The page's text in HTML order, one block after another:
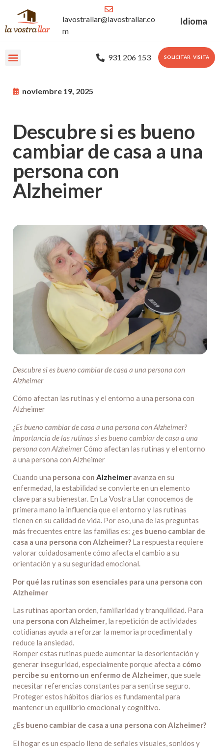
lavostrallar@lavostrallar.co
m
Idioma
931 206 153 SOLICITAR VISITA
noviembre 19, 2025
Descubre si es bueno
cambiar de casa a una
persona con
Alzheimer
Descubre si es bueno cambiar de casa a una persona con
Alzheimer
Cómo afectan las rutinas y el entorno a una persona con
Alzheimer
¿Es bueno cambiar de casa a una persona con Alzheimer?
Importancia de las rutinas si es bueno cambiar de casa a una
persona con AlzheimerCómo afectan las rutinas y el entorno
a una persona con Alzheimer
Cuando una persona con Alzheimeravanza en su
enfermedad, la estabilidad se convierte en un elemento
clave para su bienestar. En La Vostra Llar conocemos de
primera mano la influencia que el entorno y las rutinas
tienen en su calidad de vida. Por eso, una de las preguntas
más frecuentes entre las familias es: ¿es bueno cambiar de
casa a una persona con Alzheimer? La respuesta requiere
valorar cuidadosamente cómo afecta el cambio a su
orientación y a su seguridad emocional.
Por qué las rutinas son esenciales para una persona con
Alzheimer
Las rutinas aportan orden, familiaridad y tranquilidad. Para
una persona con Alzheimer, la repetición de actividades
cotidianas ayuda a reforzar la memoria procedimental y
reduce la ansiedad.
Romper estas rutinas puede aumentar la desorientación y
generar inseguridad, especialmente porque afecta a cómo
percibe su entorno un enfermo de Alzheimer, que suele
necesitar referencias constantes para sentirse seguro.
Proteger estos hábitos diarios es fundamental para
mantener un equilibrio emocional y cognitivo.
¿Es bueno cambiar de casa a una persona con Alzheimer?
El hogar es un espacio lleno de señales visuales, sonidos y